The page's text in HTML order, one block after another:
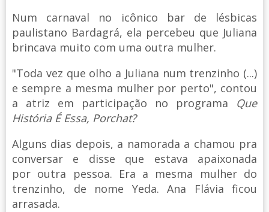
Num carnaval no icônico bar de lésbicas
paulistano Bardagrá, ela percebeu que Juliana
brincava muito com uma outra mulher.
"Toda vez que olho a Juliana num trenzinho (...)
e sempre a mesma mulher por perto", contou
a atriz em participação no programa Que
História É Essa, Porchat?
Alguns dias depois, a namorada a chamou pra
conversar e disse que estava apaixonada
por outra pessoa. Era a mesma mulher do
trenzinho, de nome Yeda. Ana Flávia ficou
arrasada.